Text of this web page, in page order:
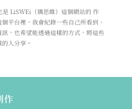
LiSWEi（璃思維）這個網站的 作
平台裡，我會紀錄一些自己所看到、
，也希望能透過這樣的方式，將這些
人分享。
作